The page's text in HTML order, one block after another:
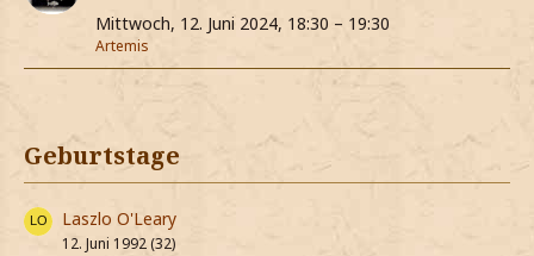
Mittwoch, 12. Juni 2024, 18:30 – 19:30
Artemis
Geburtstage
Laszlo O'Leary
12. Juni 1992 (32)